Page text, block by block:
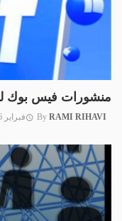
منشورات فيس بوك
By RAMI RIHAVI فبراير 26, 2025